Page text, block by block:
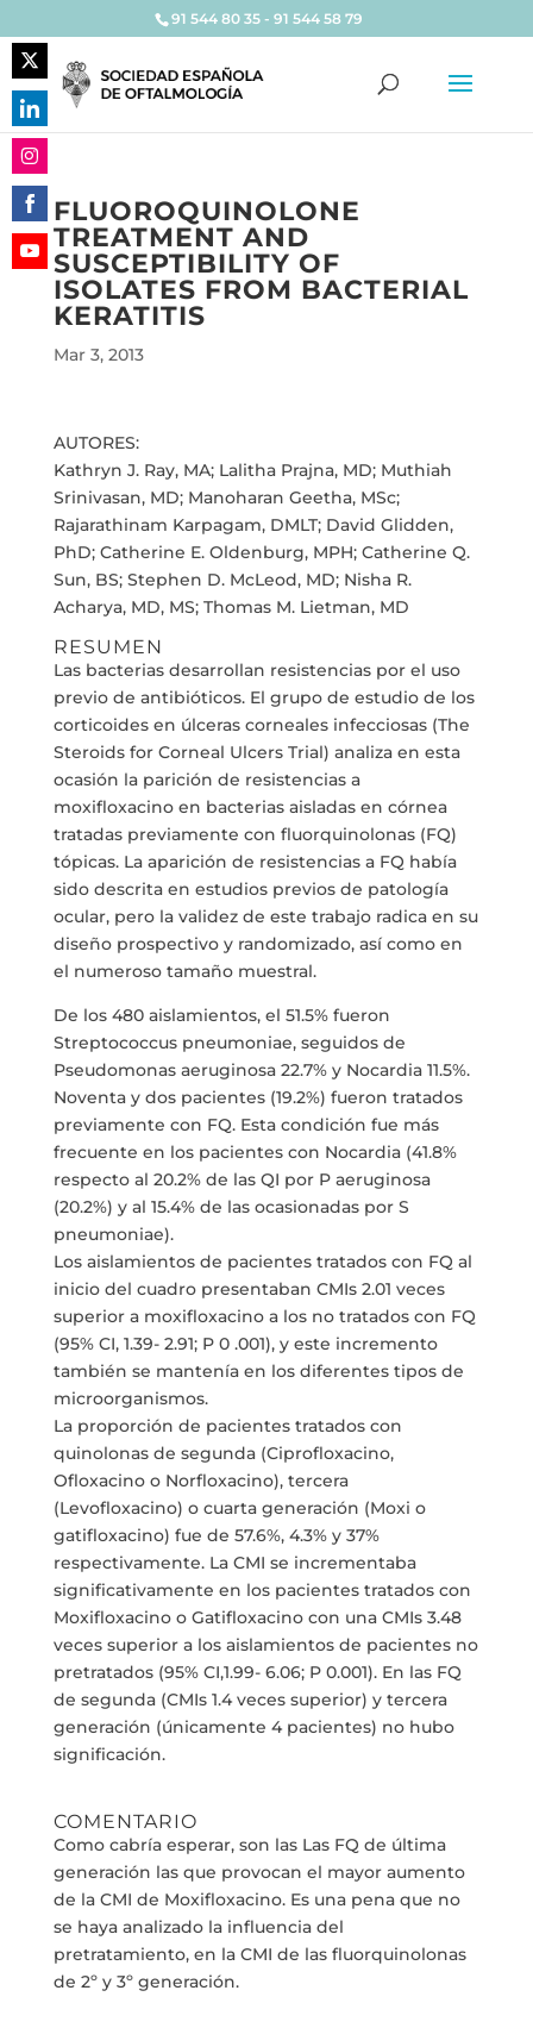
91 544 80 35 - 91 544 58 79
FLUOROQUINOLONE
TREATMENT AND
SUSCEPTIBILITY OF
ISOLATES FROM BACTERIAL
KERATITIS
Mar 3, 2013
AUTORES:
Kathryn J. Ray, MA; Lalitha Prajna, MD; Muthiah
Srinivasan, MD; Manoharan Geetha, MSc;
Rajarathinam Karpagam, DMLT; David Glidden,
PhD; Catherine E. Oldenburg, MPH; Catherine Q.
Sun, BS; Stephen D. McLeod, MD; Nisha R.
Acharya, MD, MS; Thomas M. Lietman, MD
RESUMEN
Las bacterias desarrollan resistencias por el uso
previo de antibióticos. El grupo de estudio de los
corticoides en úlceras corneales infecciosas (The
Steroids for Corneal Ulcers Trial) analiza en esta
ocasión la parición de resistencias a
moxifloxacino en bacterias aisladas en córnea
tratadas previamente con fluorquinolonas (FQ)
tópicas. La aparición de resistencias a FQ había
sido descrita en estudios previos de patología
ocular, pero la validez de este trabajo radica en su
diseño prospectivo y randomizado, así como en
el numeroso tamaño muestral.
De los 480 aislamientos, el 51.5% fueron
Streptococcus pneumoniae, seguidos de
Pseudomonas aeruginosa 22.7% y Nocardia 11.5%.
Noventa y dos pacientes (19.2%) fueron tratados
previamente con FQ. Esta condición fue más
frecuente en los pacientes con Nocardia (41.8%
respecto al 20.2% de las QI por P aeruginosa
(20.2%) y al 15.4% de las ocasionadas por S
pneumoniae).
Los aislamientos de pacientes tratados con FQ al
inicio del cuadro presentaban CMIs 2.01 veces
superior a moxifloxacino a los no tratados con FQ
(95% CI, 1.39- 2.91; P 0 .001), y este incremento
también se mantenía en los diferentes tipos de
microorganismos.
La proporción de pacientes tratados con
quinolonas de segunda (Ciprofloxacino,
Ofloxacino o Norfloxacino), tercera
(Levofloxacino) o cuarta generación (Moxi o
gatifloxacino) fue de 57.6%, 4.3% y 37%
respectivamente. La CMI se incrementaba
significativamente en los pacientes tratados con
Moxifloxacino o Gatifloxacino con una CMIs 3.48
veces superior a los aislamientos de pacientes no
pretratados (95% CI,1.99- 6.06; P 0.001). En las FQ
de segunda (CMIs 1.4 veces superior) y tercera
generación (únicamente 4 pacientes) no hubo
significación.
COMENTARIO
Como cabría esperar, son las Las FQ de última
generación las que provocan el mayor aumento
de la CMI de Moxifloxacino. Es una pena que no
se haya analizado la influencia del
pretratamiento, en la CMI de las fluorquinolonas
de 2º y 3º generación.
Share
on
Twitter
Share
on
LinkedIn
Share
on
Instagram
Share
on
Facebook
Share